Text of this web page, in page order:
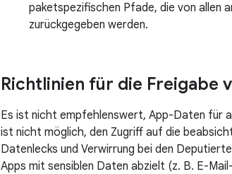
paketspezifischen Pfade, die von allen
zurückgegeben werden.
Richtlinien für die Freigabe
Es ist nicht empfehlenswert, App-Daten für
ist nicht möglich, den Zugriff auf die
Datenlecks und Verwirrung bei den
Apps mit sensiblen Daten abzielt (z. B. E-